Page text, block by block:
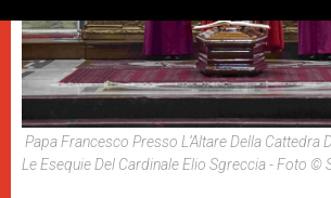
Papa Francesco Presso L’Altare Della Cattedra
Le Esequie Del Cardinale Elio Sgreccia - Foto